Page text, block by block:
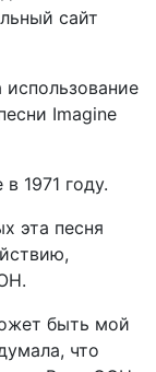
сайт
Imagine
1971 году.
эта песня
быть мой
что